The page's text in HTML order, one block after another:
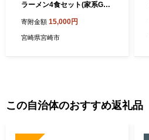
ラーメン4食セット(家系Gラ
メン400ｇ×2)_M087-001
寄附金額 15,000円
宮崎県宮崎市
この自治体のおすすめ返礼品